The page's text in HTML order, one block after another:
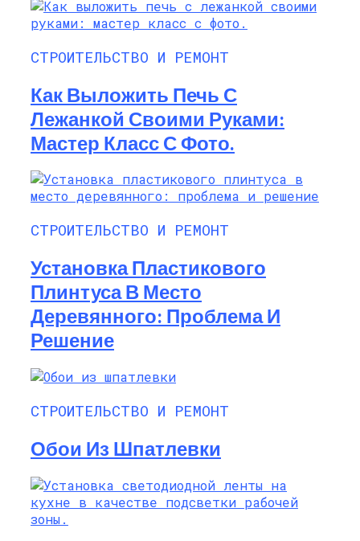
СТРОИТЕЛЬСТВО И РЕМОНТ
Как Выложить Печь С
Лежанкой Своими Руками:
Мастер Класс С Фото.
СТРОИТЕЛЬСТВО И РЕМОНТ
Установка Пластикового
Плинтуса В Место
Деревянного: Проблема И
Решение
СТРОИТЕЛЬСТВО И РЕМОНТ
Обои Из Шпатлевки